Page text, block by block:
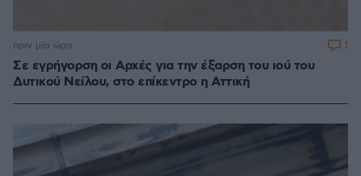
Σε εγρήγορση οι Αρχές για την έξαρση του ιού του
Δυτικού Νείλου, στο επίκεντρο η Αττική
πριν μία ώρα 1